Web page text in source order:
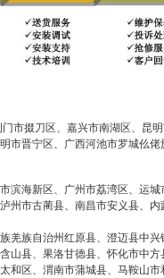
市掇刀区、嘉兴市南湖区、昆
市晋宁区、广西河池市罗城仫
滨海新区、广州市荔湾区、运城
州市古蔺县、南昌市安义县、
羌族自治州红原县、澄迈县中
山县、果洛甘德县、怀化市中方
和区、渭南市蒲城县、马鞍山市